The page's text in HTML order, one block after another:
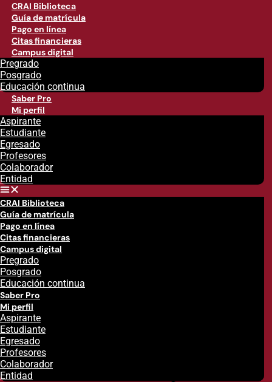
CRAI Biblioteca
Guía de matrícula
Pago en línea
Citas financieras
Campus digital
Pregrado
Posgrado
Educación continua
Saber Pro
Mi perfil
Aspirante
Estudiante
Egresado
Profesores
Colaborador
Entidad
CRAI Biblioteca
Guía de matrícula
Pago en línea
Citas financieras
Campus digital
Pregrado
Posgrado
Educación continua
Saber Pro
Mi perfil
Aspirante
Estudiante
Egresado
Profesores
Colaborador
Entidad